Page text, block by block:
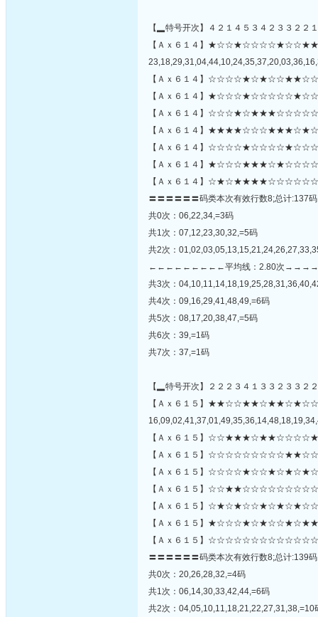
【▂特号开次】４２１４５３４２３３２２
【Ａｘ６１４】
【Ａｘ６１４】
【Ａｘ６１４】
【Ａｘ６１４】
【Ａｘ６１４】
【Ａｘ６１４】
【Ａｘ６１４】
【Ａｘ６１４】
〓〓〓〓〓〓码类本次有效行数8;总计:137
共0次：06,22,34,=3码
共1次：07,12,23,30,32,=5码
共2次：
←←←←←←←←←平均线：2.80次
共3次：
共4次：09,16,29,41,48,49,=6码
共5次：08,17,20,38,47,=5码
共6次：39,=1码
共7次：37,=1码
【▂特号开次】２２２３４１３３２３３２
【Ａｘ６１５】
【Ａｘ６１５】
【Ａｘ６１５】
【Ａｘ６１５】
【Ａｘ６１５】
【Ａｘ６１５】
【Ａｘ６１５】
【Ａｘ６１５】
〓〓〓〓〓〓码类本次有效行数8;总计:139
共0次：20,26,28,32,=4码
共1次：06,14,30,33,42,44,=6码
共2次：04,05,10,11,18,21,22,27,31,38,=10